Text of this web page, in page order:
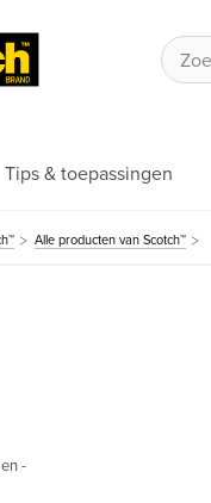
Tips & toepassingen
Alle producten van Scotch™
-